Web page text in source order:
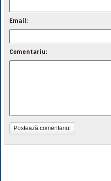
Email:
Comentariu:
Postează comentariul